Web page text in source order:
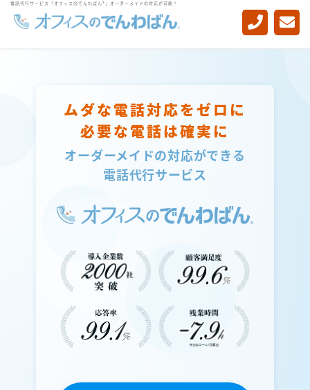
電話代行サービス「オフィスのでんわばん®」オーダーメイドの対応が可能！
-->
ムダな電話対応をゼロに
必要な電話は確実に
オーダーメイドの対応ができる
電話代行サービス